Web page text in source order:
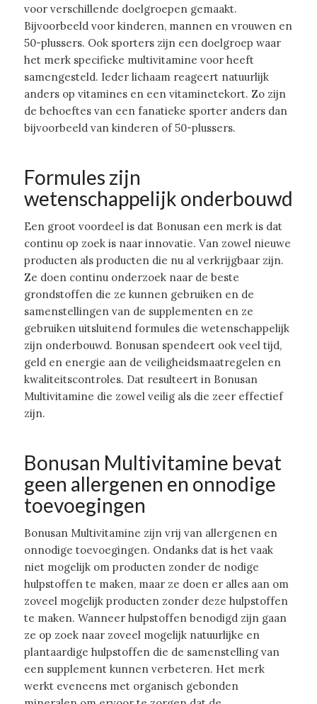
voor verschillende doelgroepen gemaakt.
Bijvoorbeeld voor kinderen, mannen en vrouwen en
50-plussers. Ook sporters zijn een doelgroep waar
het merk specifieke multivitamine voor heeft
samengesteld. Ieder lichaam reageert natuurlijk
anders op vitamines en een vitaminetekort. Zo zijn
de behoeftes van een fanatieke sporter anders dan
bijvoorbeeld van kinderen of 50-plussers.
Formules zijn
wetenschappelijk onderbouwd
Een groot voordeel is dat Bonusan een merk is dat
continu op zoek is naar innovatie. Van zowel nieuwe
producten als producten die nu al verkrijgbaar zijn.
Ze doen continu onderzoek naar de beste
grondstoffen die ze kunnen gebruiken en de
samenstellingen van de supplementen en ze
gebruiken uitsluitend formules die wetenschappelijk
zijn onderbouwd. Bonusan spendeert ook veel tijd,
geld en energie aan de veiligheidsmaatregelen en
kwaliteitscontroles. Dat resulteert in Bonusan
Multivitamine die zowel veilig als die zeer effectief
zijn.
Bonusan Multivitamine bevat
geen allergenen en onnodige
toevoegingen
Bonusan Multivitamine zijn vrij van allergenen en
onnodige toevoegingen. Ondanks dat is het vaak
niet mogelijk om producten zonder de nodige
hulpstoffen te maken, maar ze doen er alles aan om
zoveel mogelijk producten zonder deze hulpstoffen
te maken. Wanneer hulpstoffen benodigd zijn gaan
ze op zoek naar zoveel mogelijk natuurlijke en
plantaardige hulpstoffen die de samenstelling van
een supplement kunnen verbeteren. Het merk
werkt eveneens met organisch gebonden